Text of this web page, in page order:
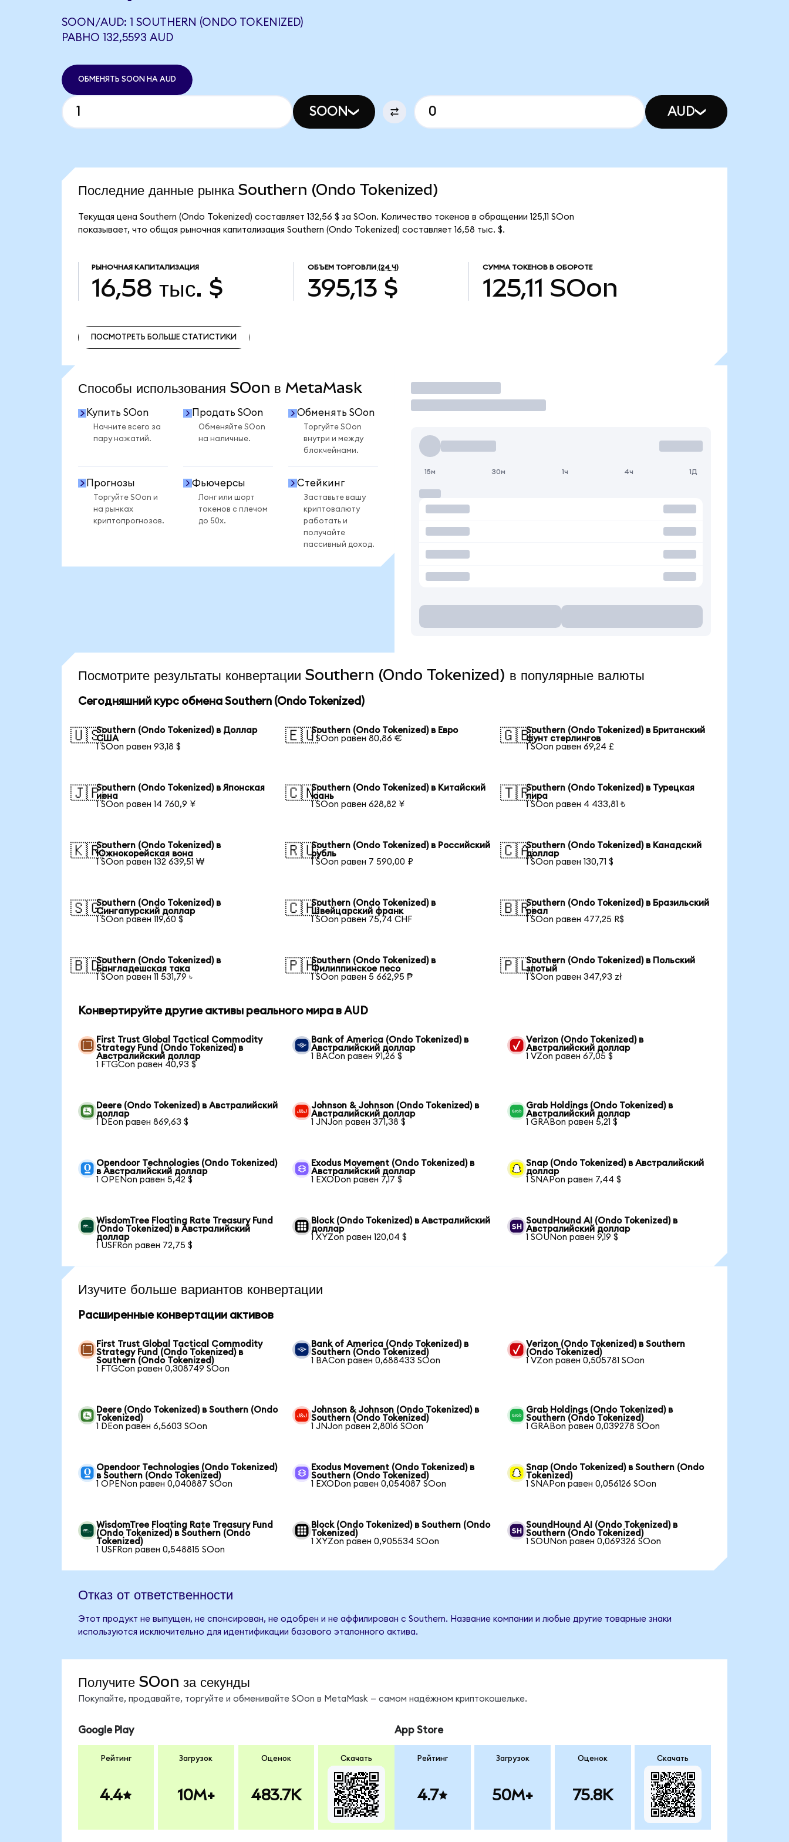
SOON/AUD: 1 SOUTHERN (ONDO TOKENIZED)
РАВНО 132,5593 AUD
ОБМЕНЯТЬ SOON НА AUD
SOON AUD
Последние данные рынка Southern (Ondo Tokenized)
Текущая цена Southern (Ondo Tokenized) составляет 132,56 $ за SOon. Количество токенов в обращении 125,11 SOon
показывает, что общая рыночная капитализация Southern (Ondo Tokenized) составляет 16,58 тыс. $.
РЫНОЧНАЯ КАПИТАЛИЗАЦИЯ
16,58 тыс. $
ОБЪЕМ ТОРГОВЛИ (24 Ч)
395,13 $
СУММА ТОКЕНОВ В ОБОРОТЕ
125,11 SOon
ПОСМОТРЕТЬ БОЛЬШЕ СТАТИСТИКИ
Способы использования SOon в MetaMask
Купить SOon
Начните всего за
пару нажатий.
Продать SOon
Обменяйте SOon
на наличные.
Обменять SOon
Торгуйте SOon
внутри и между
блокчейнами.
Прогнозы
Торгуйте SOon и
на рынках
криптопрогнозов.
Фьючерсы
Лонг или шорт
токенов с плечом
до 50x.
Стейкинг
Заставьте вашу
криптовалюту
работать и
получайте
пассивный доход.
Торговать
15м 30м 1ч 4ч 1Д
Посмотрите результаты конвертации Southern (Ondo Tokenized) в популярные валюты
Сегодняшний курс обмена Southern (Ondo Tokenized)
🇺🇸Southern (Ondo Tokenized) в Доллар
США
1 SOon равен 93,18 $
🇪🇺Southern (Ondo Tokenized) в Евро
1 SOon равен 80,86 €
🇬🇧Southern (Ondo Tokenized) в Британский
фунт стерлингов
1 SOon равен 69,24 £
🇯🇵Southern (Ondo Tokenized) в Японская
иена
1 SOon равен 14 760,9 ¥
🇨🇳Southern (Ondo Tokenized) в Китайский
юань
1 SOon равен 628,82 ¥
🇹🇷Southern (Ondo Tokenized) в Турецкая
лира
1 SOon равен 4 433,81 ₺
🇰🇷Southern (Ondo Tokenized) в
Южнокорейская вона
1 SOon равен 132 639,51 ₩
🇷🇺Southern (Ondo Tokenized) в Российский
рубль
1 SOon равен 7 590,00 ₽
🇨🇦Southern (Ondo Tokenized) в Канадский
доллар
1 SOon равен 130,71 $
🇸🇬Southern (Ondo Tokenized) в
Сингапурский доллар
1 SOon равен 119,60 $
🇨🇭Southern (Ondo Tokenized) в
Швейцарский франк
1 SOon равен 75,74 CHF
🇧🇷Southern (Ondo Tokenized) в Бразильский
реал
1 SOon равен 477,25 R$
🇧🇩Southern (Ondo Tokenized) в
Бангладешская така
1 SOon равен 11 531,79 ৳
🇵🇭Southern (Ondo Tokenized) в
Филиппинское песо
1 SOon равен 5 662,95 ₱
🇵🇱Southern (Ondo Tokenized) в Польский
злотый
1 SOon равен 347,93 zł
Конвертируйте другие активы реального мира в AUD
First Trust Global Tactical Commodity
Strategy Fund (Ondo Tokenized) в
Австралийский доллар
1 FTGCon равен 40,93 $
Bank of America (Ondo Tokenized) в
Австралийский доллар
1 BACon равен 91,26 $
Verizon (Ondo Tokenized) в
Австралийский доллар
1 VZon равен 67,05 $
Deere (Ondo Tokenized) в Австралийский
доллар
1 DEon равен 869,63 $
Johnson & Johnson (Ondo Tokenized) в
Австралийский доллар
1 JNJon равен 371,38 $
Grab Holdings (Ondo Tokenized) в
Австралийский доллар
1 GRABon равен 5,21 $
Opendoor Technologies (Ondo Tokenized)
в Австралийский доллар
1 OPENon равен 5,42 $
Exodus Movement (Ondo Tokenized) в
Австралийский доллар
1 EXODon равен 7,17 $
Snap (Ondo Tokenized) в Австралийский
доллар
1 SNAPon равен 7,44 $
WisdomTree Floating Rate Treasury Fund
(Ondo Tokenized) в Австралийский
доллар
1 USFRon равен 72,75 $
Block (Ondo Tokenized) в Австралийский
доллар
1 XYZon равен 120,04 $
SoundHound AI (Ondo Tokenized) в
Австралийский доллар
1 SOUNon равен 9,19 $
Изучите больше вариантов конвертации
Расширенные конвертации активов
First Trust Global Tactical Commodity
Strategy Fund (Ondo Tokenized) в
Southern (Ondo Tokenized)
1 FTGCon равен 0,308749 SOon
Bank of America (Ondo Tokenized) в
Southern (Ondo Tokenized)
1 BACon равен 0,688433 SOon
Verizon (Ondo Tokenized) в Southern
(Ondo Tokenized)
1 VZon равен 0,505781 SOon
Deere (Ondo Tokenized) в Southern (Ondo
Tokenized)
1 DEon равен 6,5603 SOon
Johnson & Johnson (Ondo Tokenized) в
Southern (Ondo Tokenized)
1 JNJon равен 2,8016 SOon
Grab Holdings (Ondo Tokenized) в
Southern (Ondo Tokenized)
1 GRABon равен 0,039278 SOon
Opendoor Technologies (Ondo Tokenized)
в Southern (Ondo Tokenized)
1 OPENon равен 0,040887 SOon
Exodus Movement (Ondo Tokenized) в
Southern (Ondo Tokenized)
1 EXODon равен 0,054087 SOon
Snap (Ondo Tokenized) в Southern (Ondo
Tokenized)
1 SNAPon равен 0,056126 SOon
WisdomTree Floating Rate Treasury Fund
(Ondo Tokenized) в Southern (Ondo
Tokenized)
1 USFRon равен 0,548815 SOon
Block (Ondo Tokenized) в Southern (Ondo
Tokenized)
1 XYZon равен 0,905534 SOon
SoundHound AI (Ondo Tokenized) в
Southern (Ondo Tokenized)
1 SOUNon равен 0,069326 SOon
Отказ от ответственности
Этот продукт не выпущен, не спонсирован, не одобрен и не аффилирован с Southern. Название компании и любые другие товарные знаки
используются исключительно для идентификации базового эталонного актива.
Получите SOon за секунды
Покупайте, продавайте, торгуйте и обменивайте SOon в MetaMask — самом надёжном криптокошельке.
Google Play
Рейтинг
4.4
Загрузок
10M+
Оценок
483.7K
Скачать
App Store
Рейтинг
4.7
Загрузок
50M+
Оценок
75.8K
Скачать